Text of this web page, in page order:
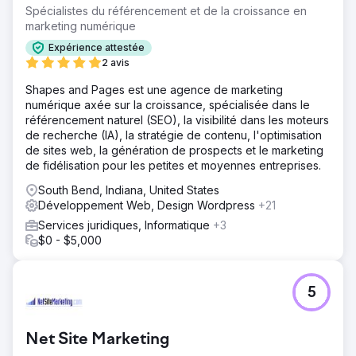
Résultat
Partant de zéro, ce client a atteint le top 3 de Google
Maps dans sa zone de chalandise et la première place en
référencement naturel pour plusieurs mots-clés locaux à
forte intention d'achat. Il a réalisé cet exploit sans autorité
de domaine préalable, sans historique d'avis clients et
sans présence web existante, en construisant des bases
solides et durables pour son référencement local, gage
de croissance.
Vers la page de l'agence
Spécialistes du référencement et de la croissance en
marketing numérique
Expérience attestée
2 avis
Shapes and Pages est une agence de marketing
numérique axée sur la croissance, spécialisée dans le
référencement naturel (SEO), la visibilité dans les moteurs
de recherche (IA), la stratégie de contenu, l'optimisation
de sites web, la génération de prospects et le marketing
de fidélisation pour les petites et moyennes entreprises.
South Bend, Indiana, United States
Développement Web, Design Wordpress +21
Services juridiques, Informatique +3
$0 - $5,000
Net Site Marketing
5